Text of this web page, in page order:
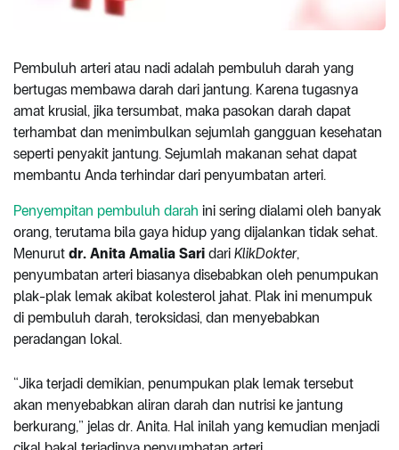
Pembuluh arteri atau nadi adalah pembuluh darah yang
bertugas membawa darah dari jantung. Karena tugasnya
amat krusial, jika tersumbat, maka pasokan darah dapat
terhambat dan menimbulkan sejumlah gangguan kesehatan
seperti penyakit jantung. Sejumlah makanan sehat dapat
membantu Anda terhindar dari penyumbatan arteri.
Penyempitan pembuluh darah ini sering dialami oleh banyak
orang, terutama bila gaya hidup yang dijalankan tidak sehat.
Menurut dr. Anita Amalia Sari dari KlikDokter,
penyumbatan arteri biasanya disebabkan oleh penumpukan
plak-plak lemak akibat kolesterol jahat. Plak ini menumpuk
di pembuluh darah, teroksidasi, dan menyebabkan
peradangan lokal.
“Jika terjadi demikian, penumpukan plak lemak tersebut
akan menyebabkan aliran darah dan nutrisi ke jantung
berkurang,” jelas dr. Anita. Hal inilah yang kemudian menjadi